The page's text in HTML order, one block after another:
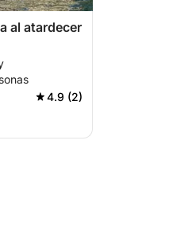
al atardecer
4.9 (2)